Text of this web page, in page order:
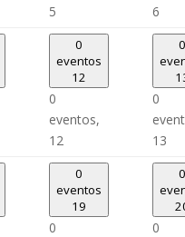
5
6
0
eventos
12
0
eventos,
12
0
0
13
0
eventos
19
0
0
0